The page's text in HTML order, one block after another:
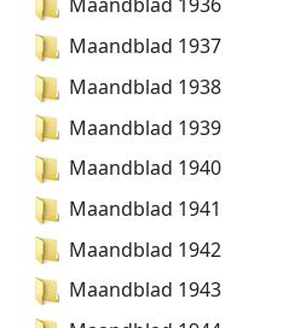
Maandblad 1936
Maandblad 1937
Maandblad 1938
Maandblad 1939
Maandblad 1940
Maandblad 1941
Maandblad 1942
Maandblad 1943